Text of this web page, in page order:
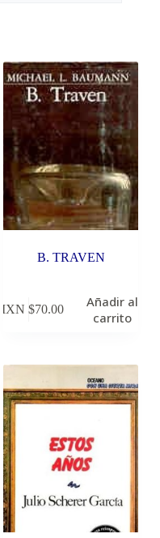
B. TRAVEN
MXN $70.00
Añadir al
carrito